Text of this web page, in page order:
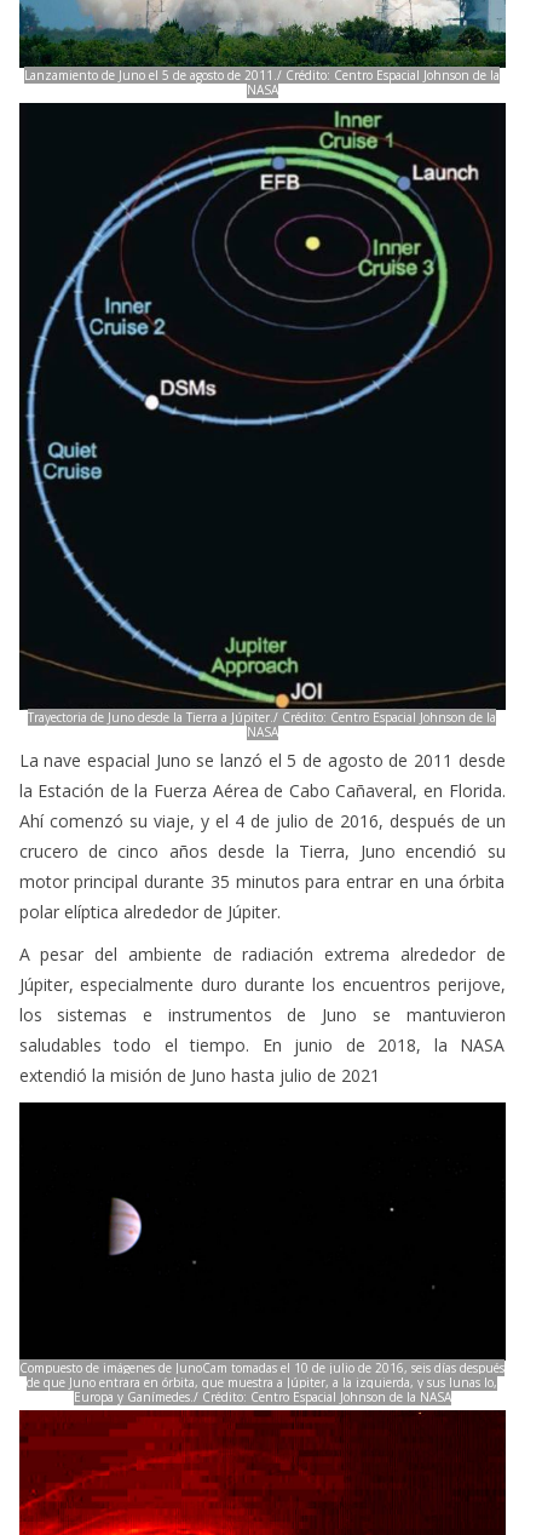
Lanzamiento de Juno el 5 de agosto de 2011./ Crédito: Centro Espacial Johnson de la
NASA
Trayectoria de Juno desde la Tierra a Júpiter./ Crédito: Centro Espacial Johnson de la
NASA
La nave espacial Juno se lanzó el 5 de agosto de 2011 desde
la Estación de la Fuerza Aérea de Cabo Cañaveral, en Florida.
Ahí comenzó su viaje, y el 4 de julio de 2016, después de un
crucero de cinco años desde la Tierra, Juno encendió su
motor principal durante 35 minutos para entrar en una órbita
polar elíptica alrededor de Júpiter.
A pesar del ambiente de radiación extrema alrededor de
Júpiter, especialmente duro durante los encuentros perijove,
los sistemas e instrumentos de Juno se mantuvieron
saludables todo el tiempo. En junio de 2018, la NASA
extendió la misión de Juno hasta julio de 2021
Compuesto de imágenes de JunoCam tomadas el 10 de julio de 2016, seis días después
de que Juno entrara en órbita, que muestra a Júpiter, a la izquierda, y sus lunas Io,
Europa y Ganímedes./ Crédito: Centro Espacial Johnson de la NASA